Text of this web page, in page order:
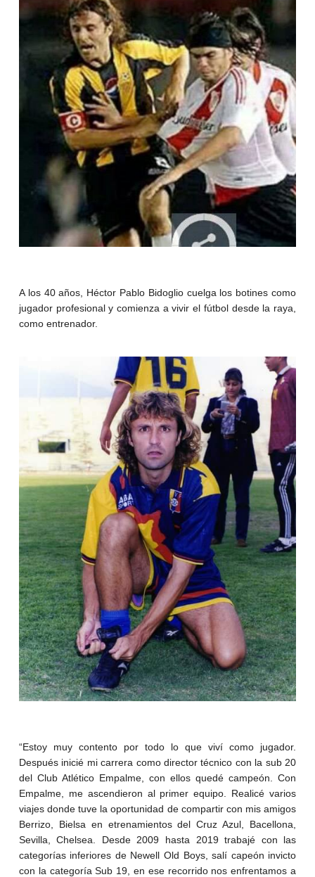
A los 40 años, Héctor Pablo Bidoglio cuelga los botines como
jugador profesional y comienza a vivir el fútbol desde la raya,
como entrenador.
“Estoy muy contento por todo lo que viví como jugador.
Después inicié mi carrera como director técnico con la sub 20
del Club Atlético Empalme, con ellos quedé campeón. Con
Empalme, me ascendieron al primer equipo. Realicé varios
viajes donde tuve la oportunidad de compartir con mis amigos
Berrizo, Bielsa en etrenamientos del Cruz Azul, Bacellona,
Sevilla, Chelsea. Desde 2009 hasta 2019 trabajé con las
categorías inferiores de Newell Old Boys, salí capeón invicto
con la categoría Sub 19, en ese recorrido nos enfrentamos a